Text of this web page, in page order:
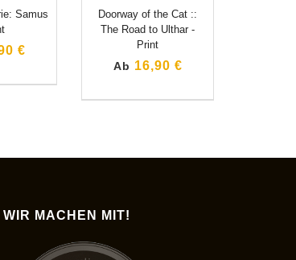
Samus
€
Doorway of the Cat ::
The Road to Ulthar -
Print
Ab 16,90 €
WIR MACHEN MIT!